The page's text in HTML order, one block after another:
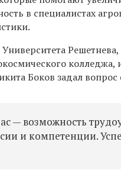
в специалистах
Боков задал
— возможность
и компетенции.